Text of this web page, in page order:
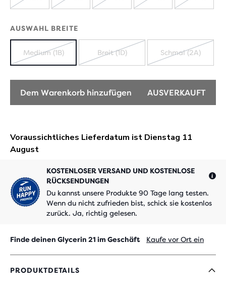
AUSVERKAUFTAUSVERKAUFTAUSVERKAUFTAUSVERKAUFT
AUSWAHL BREITE
AUSVERKAUFT
Medium (1B)
AUSVERKAUFT
Breit (1D) Schmal (2A)
Dem Warenkorb hinzufügen AUSVERKAUFT
KOSTENLOSER VERSAND UND KOSTENLOSE
RÜCKSENDUNGEN
Du kannst unsere Produkte 90 Tage lang testen.
Wenn du nicht zufrieden bist, schick sie kostenlos
zurück. Ja, richtig gelesen.
Finde deinen Glycerin 21 im Geschäft Kaufe vor Ort ein
PRODUKTDETAILS